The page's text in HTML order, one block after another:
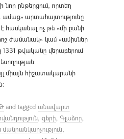
ընթերցում, որտեղ
արտահայտությունը
ոչ թե «մի քանի
ժամանակ» կամ «ամիսներ
թվականը վերաբերում
միայն հիշատակարանի
and tagged անավարտ
, գերի, Գլաձոր,
,